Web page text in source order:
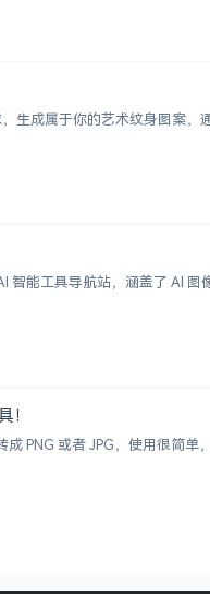
生成属于你的艺术纹身图案
能工具导航站，涵盖了 AI
！
PNG 或者 JPG，使用很简